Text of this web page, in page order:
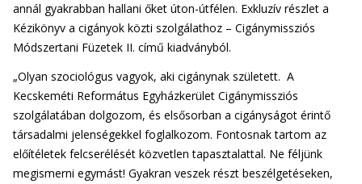
annál gyakrabban hallani őket úton-útfélen. Exkluzív részlet a
Kézikönyv a cigányok közti szolgálathoz – Cigánymissziós
Módszertani Füzetek II. című kiadványból.
„Olyan szociológus vagyok, aki cigánynak született. A
Kecskeméti Református Egyházkerület Cigánymissziós
szolgálatában dolgozom, és elsősorban a cigányságot érintő
társadalmi jelenségekkel foglalkozom. Fontosnak tartom az
előítéletek felcserélését közvetlen tapasztalattal. Ne féljünk
megismerni egymást! Gyakran veszek részt beszélgetéseken,